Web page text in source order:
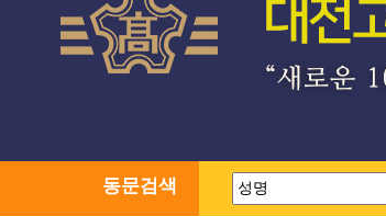
동문검색